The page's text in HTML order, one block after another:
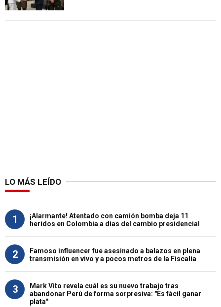
LO MÁS LEÍDO
1
¡Alarmante! Atentado con camión bomba deja 11
heridos en Colombia a días del cambio presidencial
2
Famoso influencer fue asesinado a balazos en plena
transmisión en vivo y a pocos metros de la Fiscalía
3
Mark Vito revela cuál es su nuevo trabajo tras
abandonar Perú de forma sorpresiva: "Es fácil ganar
plata"